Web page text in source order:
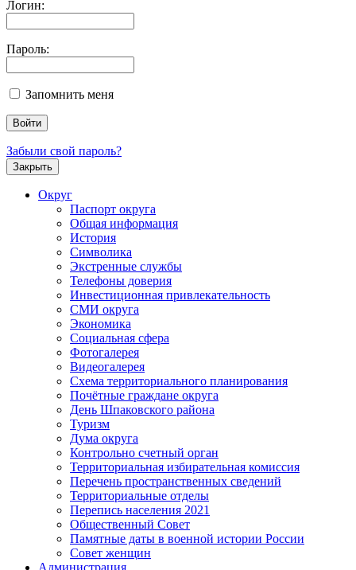
Логин:
Пароль:
Запомнить меня
Забыли свой пароль?
Закрыть
Округ
Паспорт округа
Общая информация
История
Символика
Экстренные службы
Телефоны доверия
Инвестиционная привлекательность
СМИ округа
Экономика
Социальная сфера
Фотогалерея
Видеогалерея
Схема территориального планирования
Почётные граждане округа
День Шпаковского района
Туризм
Дума округа
Контрольно счетный орган
Территориальная избирательная комиссия
Перечень пространственных сведений
Территориальные отделы
Перепись населения 2021
Общественный Совет
Памятные даты в военной истории России
Совет женщин